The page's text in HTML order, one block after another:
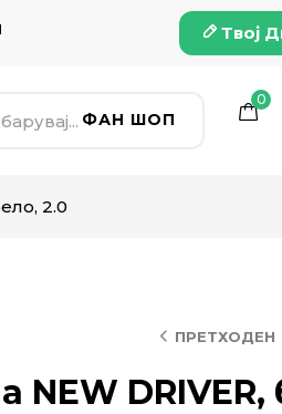
Твој
ФАН ШОП
0
2.0
ПРЕТХОДЕН
NEW DRIVER,